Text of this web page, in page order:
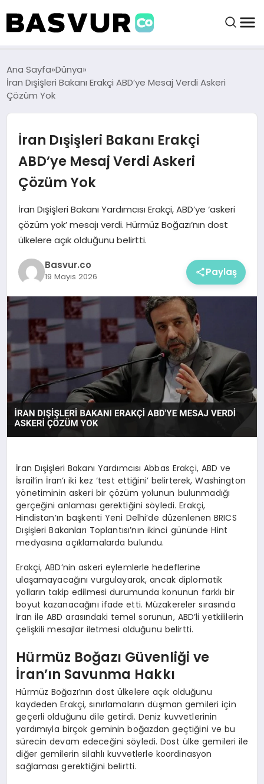
BAŞVURULAR
BAYILIKLER
HABERLER
İŞ FIKIRLERI
KRIPTO HABER
Ana Sayfa Dünya
İran Dışişleri Bakanı Erakçi ABD’ye Mesaj Verdi Askeri
Çözüm Yok
İran Dışişleri Bakanı Erakçi
ABD’ye Mesaj Verdi Askeri
Çözüm Yok
İran Dışişleri Bakanı Yardımcısı Erakçi, ABD’ye ‘askeri
çözüm yok’ mesajı verdi. Hürmüz Boğazı’nın dost
ülkelere açık olduğunu belirtti.
Basvur.co
19 Mayıs 2026 Paylaş
İran Dışişleri Bakanı Yardımcısı Abbas Erakçi, ABD ve
İsrail’in İran’ı iki kez ‘test ettiğini’ belirterek, Washington
yönetiminin askeri bir çözüm yolunun bulunmadığı
gerçeğini anlaması gerektiğini söyledi. Erakçi,
Hindistan’ın başkenti Yeni Delhi’de düzenlenen BRICS
Dışişleri Bakanları Toplantısı’nın ikinci gününde Hint
medyasına açıklamalarda bulundu.
Erakçi, ABD’nin askeri eylemlerle hedeflerine
ulaşamayacağını vurgulayarak, ancak diplomatik
yolların takip edilmesi durumunda konunun farklı bir
boyut kazanacağını ifade etti. Müzakereler sırasında
İran ile ABD arasındaki temel sorunun, ABD’li yetkililerin
çelişkili mesajlar iletmesi olduğunu belirtti.
Hürmüz Boğazı Güvenliği ve
İran’ın Savunma Hakkı
Hürmüz Boğazı’nın dost ülkelere açık olduğunu
kaydeden Erakçi, sınırlamaların düşman gemileri için
geçerli olduğunu dile getirdi. Deniz kuvvetlerinin
yardımıyla birçok geminin boğazdan geçtiğini ve bu
sürecin devam edeceğini söyledi. Dost ülke gemileri ile
diğer gemilerin silahlı kuvvetlerle koordinasyon
sağlaması gerektiğini belirtti.